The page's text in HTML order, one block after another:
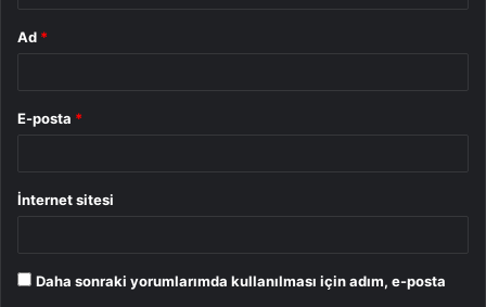
Ad *
E-posta *
İnternet sitesi
Daha sonraki yorumlarımda kullanılması için adım, e-posta